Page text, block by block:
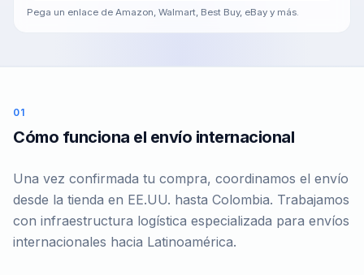
Pega un enlace de Amazon, Walmart, Best Buy, eBay y más.
01
Cómo funciona el envío internacional
Una vez confirmada tu compra, coordinamos el envío
desde la tienda en EE.UU. hasta Colombia. Trabajamos
con infraestructura logística especializada para envíos
internacionales hacia Latinoamérica.